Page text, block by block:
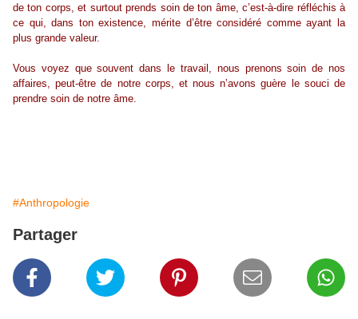
de ton corps, et surtout prends soin de ton âme, c’est-à-dire réfléchis à
ce qui, dans ton existence, mérite d’être considéré comme ayant la
plus grande valeur.
Vous voyez que souvent dans le travail, nous prenons soin de nos
affaires, peut-être de notre corps, et nous n’avons guère le souci de
prendre soin de notre âme.
#Anthropologie
Partager